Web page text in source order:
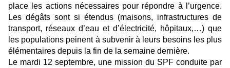
place les actions nécessaires pour répondre à l’urgence.
Les dégâts sont si étendus (maisons, infrastructures de
transport, réseaux d’eau et d’électricité, hôpitaux,…) que
les populations peinent à subvenir à leurs besoins les plus
élémentaires depuis la fin de la semaine dernière.
Le mardi 12 septembre, une mission du SPF conduite par